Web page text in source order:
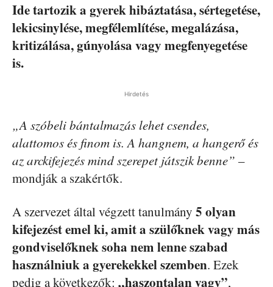
Ide tartozik a gyerek hibáztatása, sértegetése,
lekicsinylése, megfélemlítése, megalázása,
kritizálása, gúnyolása vagy megfenyegetése
is.
Hirdetés
„A szóbeli bántalmazás lehet csendes,
alattomos és finom is. A hangnem, a hangerő és
az arckifejezés mind szerepet játszik benne” –
mondják a szakértők.
A szervezet által végzett tanulmány 5 olyan
kifejezést emel ki, amit a szülőknek vagy más
gondviselőknek soha nem lenne szabad
használniuk a gyerekekkel szemben. Ezek
pedig a következők: „haszontalan vagy”,